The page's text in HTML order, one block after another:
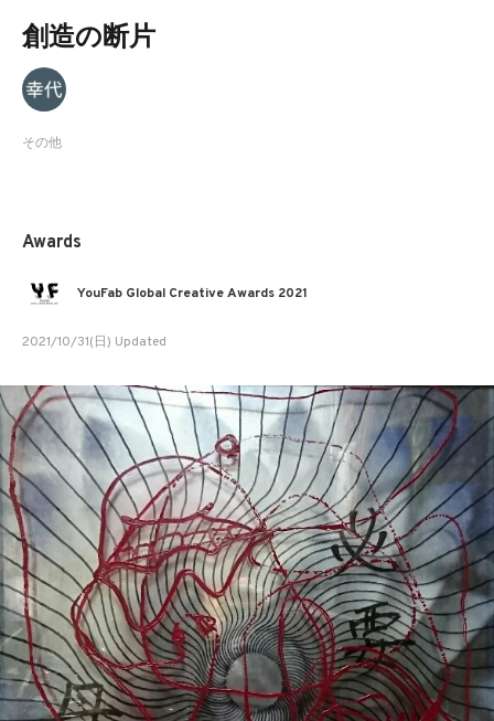
創造の断片
その他
Awards
YouFab Global Creative Awards 2021
2021/10/31(日) Updated